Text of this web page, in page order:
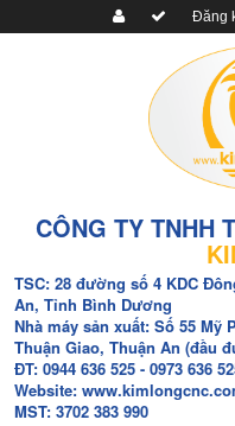
Đăng
CÔNG TY TNHH
TSC: 28 đường số 4 KDC
An, Tỉnh Bình Dương
Nhà máy sản xuất: Số 55 Mỹ
Thuận Giao, Thuận An (đầu
ĐT: 0944 636 525 - 0973 636
Website:
MST: 3702 383 990